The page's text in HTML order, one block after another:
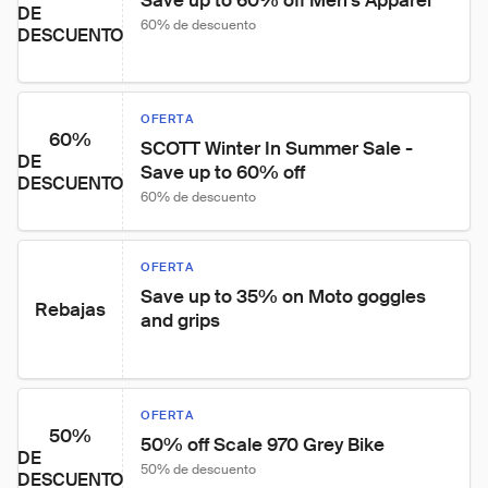
DE
DESCUENTO
60% de descuento
60%
DE
DESCUENTO
OFERTA
SCOTT Winter In Summer Sale -
Save up to 60% off
60% de descuento
Rebajas
OFERTA
Save up to 35% on Moto goggles
and grips
50%
DE
DESCUENTO
OFERTA
50% off Scale 970 Grey Bike
50% de descuento